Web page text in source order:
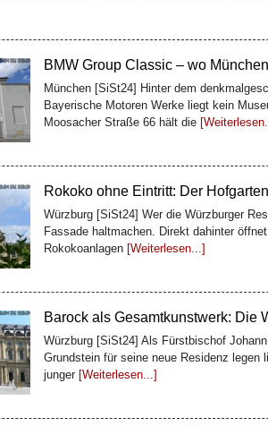
BMW Group Classic – wo
München [SiSt24] Hinter dem
Bayerische Motoren Werke liegt kein
Moosacher Straße 66 hält die
Rokoko ohne Eintritt: Der
Würzburg [SiSt24] Wer die Würzburger
Fassade haltmachen. Direkt dahinter
Rokokoanlagen[Weiterlesen...]
Barock als Gesamtkunstwerk: Die
Würzburg [SiSt24] Als Fürstbischof
Grundstein für seine neue Residenz legen
junger[Weiterlesen...]
Bremerhavens größtes Puzzle: